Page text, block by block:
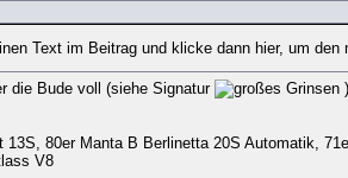
die Bude voll (siehe Signatur )
80er Manta B Berlinetta 20S Automatik,
V8